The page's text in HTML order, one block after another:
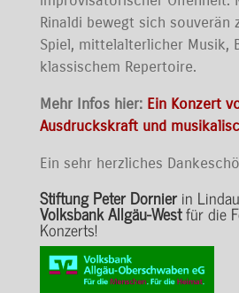
Rinaldi bewegt sich souverän
Spiel, mittelalterlicher Musik,
klassischem Repertoire.
Mehr Infos hier: Ein Konzert
Ausdruckskraft und
Ein sehr herzliches
Stiftung Peter Dornierin
Volksbank Allgäu-Westfür die
Konzerts!